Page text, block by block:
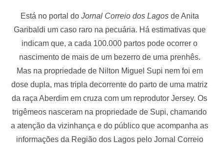
Está no portal do Jornal Correio dos Lagosde Anita
Garibaldi um caso raro na pecuária. Há estimativas que
indicam que, a cada 100.000 partos pode ocorrer o
nascimento de mais de um bezerro de uma prenhês.
Mas na propriedade de Nilton Miguel Supi nem foi em
dose dupla, mas tripla decorrente do parto de uma matriz
da raça Aberdim em cruza com um reprodutor Jersey. Os
trigêmeos nasceram na propriedade de Supi, chamando
a atenção da vizinhança e do público que acompanha as
informações da Região dos Lagos pelo Jornal Correio